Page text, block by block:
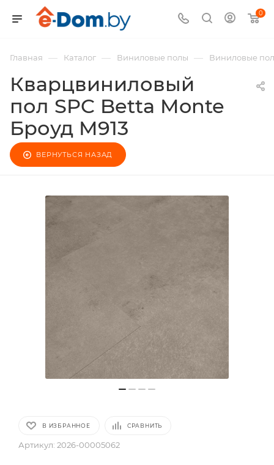
0
Главная — Каталог — Виниловые полы — Виниловые
Кварцвиниловый
пол SPC Betta Monte
Броуд M913
ВЕРНУТЬСЯ НАЗАД
В ИЗБРАННОЕ СРАВНИТЬ
Артикул: 2026-00005062